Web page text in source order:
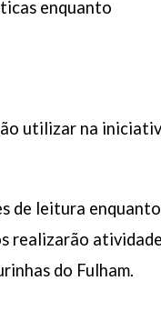
enquanto
utilizar na
de leitura enquanto
realizarão
do Fulham.